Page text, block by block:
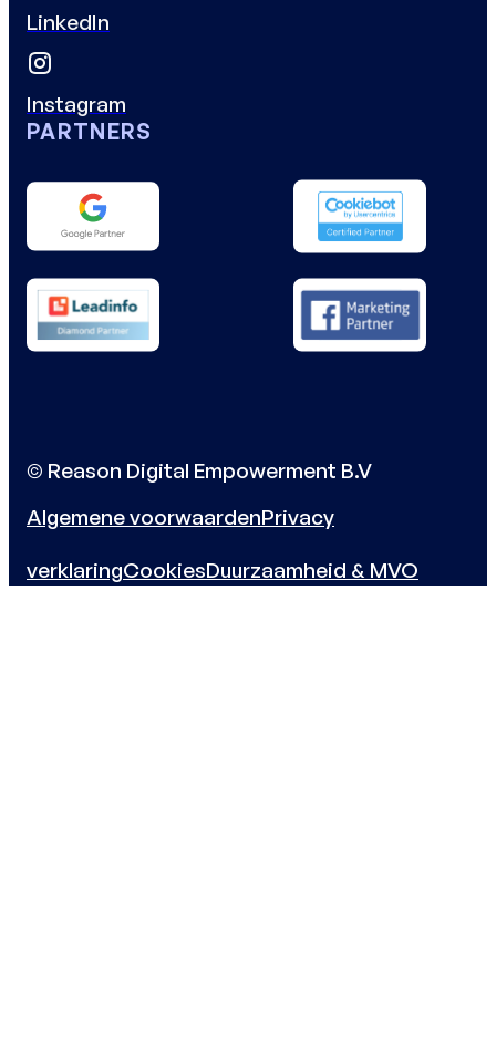
LinkedIn
Instagram
PARTNERS
© Reason Digital Empowerment B.V
Algemene voorwaardenPrivacy
verklaringCookiesDuurzaamheid & MVO